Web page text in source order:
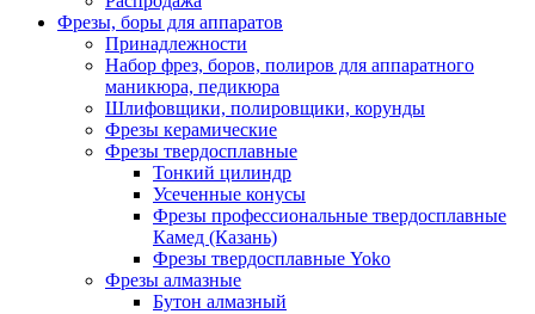
Фрезы, боры для аппаратов
Принадлежности
Набор фрез, боров, полиров для аппаратного
маникюра, педикюра
Шлифовщики, полировщики, корунды
Фрезы керамические
Фрезы твердосплавные
Тонкий цилиндр
Усеченные конусы
Фрезы профессиональные твердосплавные
Камед (Казань)
Фрезы твердосплавные Yoko
Фрезы алмазные
Бутон алмазный